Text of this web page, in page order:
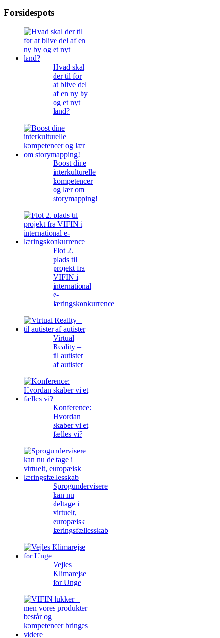
Forsidespots
Hvad skal
der til for
at blive del
af en ny by
og et nyt
land?
Boost dine
interkulturelle
kompetencer
og lær om
storymapping!
Flot 2.
plads til
projekt fra
VIFIN i
international
e-
læringskonkurrence
Virtual
Reality –
til autister
af autister
Konference:
Hvordan
skaber vi et
fælles vi?
Sprogundervisere
kan nu
deltage i
virtuelt,
europæisk
læringsfællesskab
Vejles
Klimarejse
for Unge